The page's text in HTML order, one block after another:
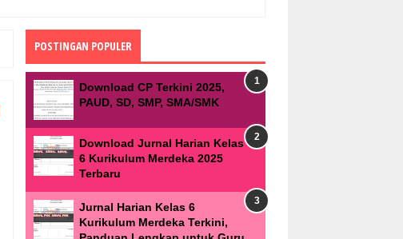
POSTINGAN POPULER
Download CP Terkini 2025,
PAUD, SD, SMP, SMA/SMK
Download Jurnal Harian Kelas
6 Kurikulum Merdeka 2025
Terbaru
Jurnal Harian Kelas 6
Kurikulum Merdeka Terkini,